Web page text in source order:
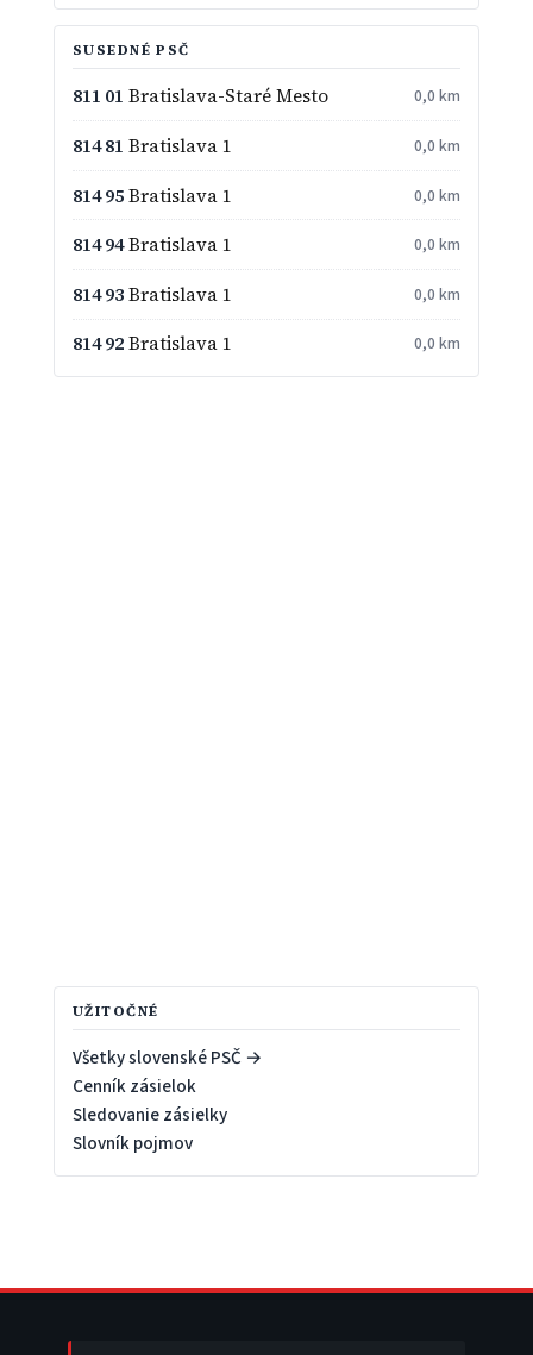
SUSEDNÉ PSČ
811 01 Bratislava-Staré Mesto 0,0 km
814 81 Bratislava 1 0,0 km
814 95Bratislava 1 0,0 km
814 94Bratislava 1 0,0 km
814 93Bratislava 1 0,0 km
814 92Bratislava 1 0,0 km
UŽITOČNÉ
Všetky slovenské PSČ →
Cenník zásielok
Sledovanie zásielky
Slovník pojmov